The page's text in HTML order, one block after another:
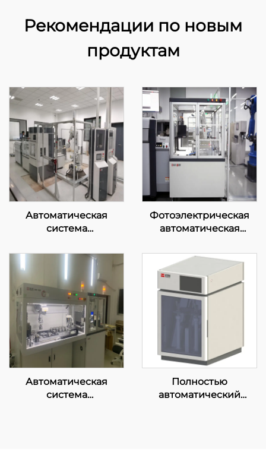
Рекомендации по новым
продуктам
Автоматическая
система
анализа перед печью
Фотоэлектрическая
автоматическая
спектрального чтения
Автоматическая
система
Полностью
автоматический